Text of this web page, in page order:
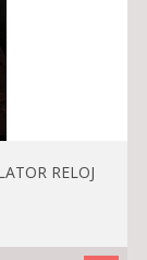
RELOJ